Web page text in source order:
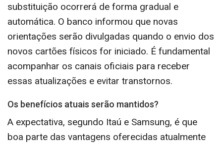
substituição ocorrerá de forma gradual e
automática. O banco informou que novas
orientações serão divulgadas quando o envio dos
novos cartões físicos for iniciado. É fundamental
acompanhar os canais oficiais para receber
essas atualizações e evitar transtornos.
Os benefícios atuais serão mantidos?
A expectativa, segundo Itaú e Samsung, é que
boa parte das vantagens oferecidas atualmente